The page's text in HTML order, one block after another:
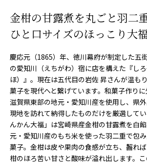
金柑の甘露煮を丸ごと羽二
ひと口サイズのほっこり大
慶応元（1865）年、徳川幕府が制定した五
の愛知川（えちがわ）宿に店を構えた『し
ほ）』。現在は五代目の岩佐 昇さんが温も
菓子を現代へと繋げています。和菓子作り
滋賀県東部の地元・愛知川産を使用し、県
現地を訪れて納得したものだけを厳選して
んかん大福」は宮崎県産金柑の甘露煮を白
元・愛知川産のもち米を使った羽二重で包
菓子。金柑は皮や果肉の食感が立ち、齧れ
柑のほろ苦い甘さと酸味が溢れ出します。